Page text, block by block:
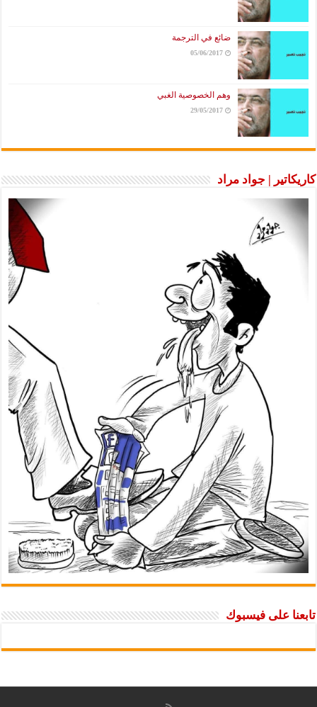
ضائع في الترجمة
05/06/2017
وهم الخصوصية الغبي
29/05/2017
كاريكاتير | جواد مراد
تابعنا على فيسبوك